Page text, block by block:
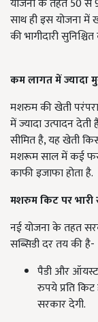
योजना के तहत 50 से
साथ ही इस योजना में
की भागीदारी
कम लागत में ज्यादा
मशरुम की खेती
में ज्यादा उत्पादन
सीमित है, यह खेती
मशरूम साल में कई
काफी इजाफा होता है.
मशरुम किट पर भारी
नई योजना के तहत
सब्सिडी दर तय की है-
पैडी और
रुपये प्रति
सरकार देगी.